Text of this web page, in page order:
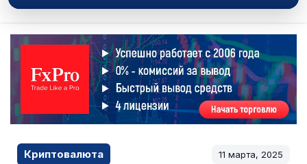
Криптовалюта 11 марта, 2025